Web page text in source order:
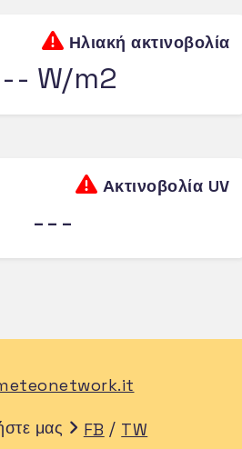
Ηλιακή ακτινοβολία
W/m2
Ακτινοβολία UV
---
μας FB / TW